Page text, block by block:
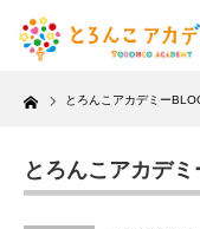
Home とろんこアカデミー
とろんこアカデ